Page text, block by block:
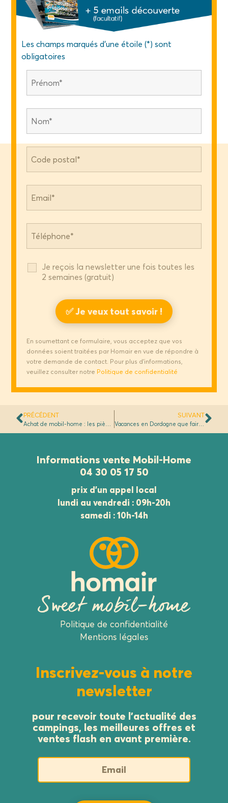
Les champs marqués d'une étoile (*) sont
obligatoires
Je reçois la newsletter une fois toutes les
2 semaines (gratuit)
En soumettant ce formulaire, vous acceptez que vos
données soient traitées par Homair en vue de répondre à
votre demande de contact. Pour plus d'informations,
veuillez consulter notre Politique de confidentialité
PRÉCÉDENT SUIVANT
Vacances en Dordogne que faire : 12 activités nature, culture et aventure
Informations vente Mobil-Home
04 30 05 17 50
prix d’un appel local
lundi au vendredi : 09h-20h
samedi : 10h-14h
Politique de confidentialité
Mentions légales
Inscrivez-vous à notre
newsletter
pour recevoir toute l’actualité des
campings, les meilleures offres et
ventes flash en avant première.